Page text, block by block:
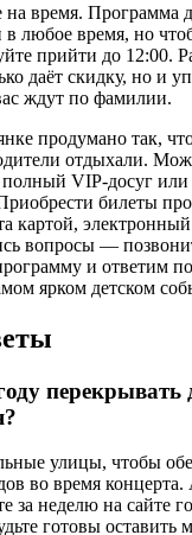
время. Программа
любое время, но
прийти до 12:00.
даёт скидку, но и
ждут по фамилии.
продумано так,
отдыхали.
полный VIP-досуг
билеты
картой,
вопросы —
и ответим
ярком детском
перекрывать
улицы, чтобы
во время
за неделю на сайте
готовы оставить